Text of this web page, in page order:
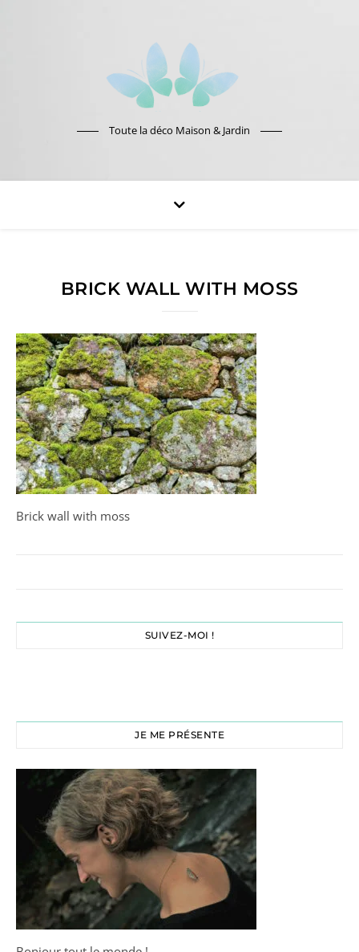
Toute la déco Maison & Jardin
BRICK WALL WITH MOSS
Brick wall with moss
SUIVEZ-MOI !
JE ME PRÉSENTE